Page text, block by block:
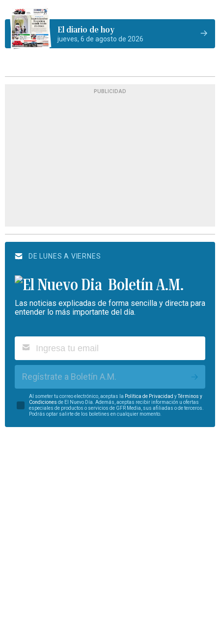
El diario de hoy
jueves, 6 de agosto de 2026
PUBLICIDAD
DE LUNES A VIERNES
Boletín A.M.
Las noticias explicadas de forma sencilla y directa para
entender lo más importante del día.
Regístrate a Boletín A.M.
Al someter tu correo electrónico, aceptas la Política de Privacidad y
Términos y
Condiciones de El Nuevo Día. Además, aceptas recibir información u ofertas
especiales de productos o servicios de GFR Media, sus afiliadas o de terceros.
Podrás optar salirte de los boletines en cualquier momento.